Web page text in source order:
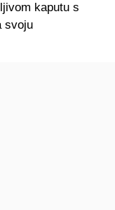
kaputu s
svoju